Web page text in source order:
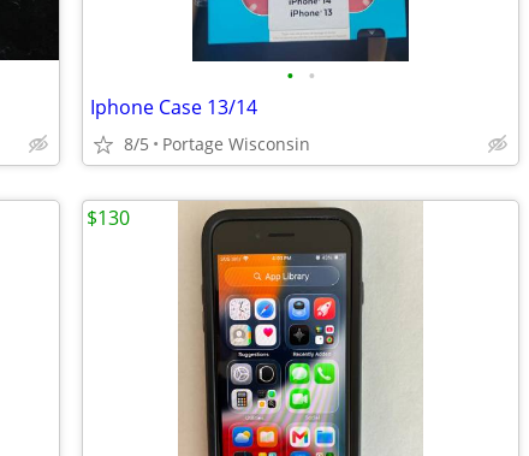
• •
Iphone Case 13/14
8/5 Portage Wisconsin
$130